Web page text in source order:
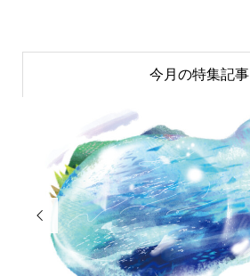
今月の特集記事
